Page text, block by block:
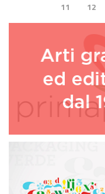
11
12